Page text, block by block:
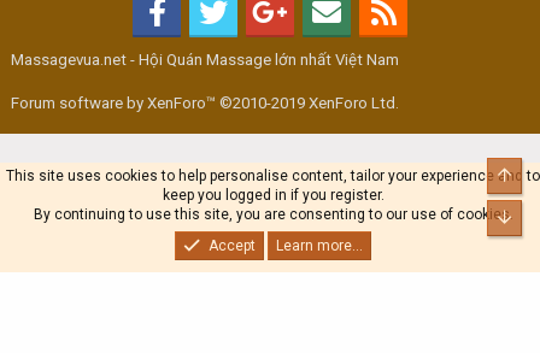
Massagevua.net - Hội Quán Massage lớn nhất Việt Nam
Forum software by XenForo™ ©2010-2019 XenForo Ltd.
This site uses cookies to help personalise content, tailor your experience and to
keep you logged in if you register.
By continuing to use this site, you are consenting to our use of cookies.
Accept
Learn more...
Top